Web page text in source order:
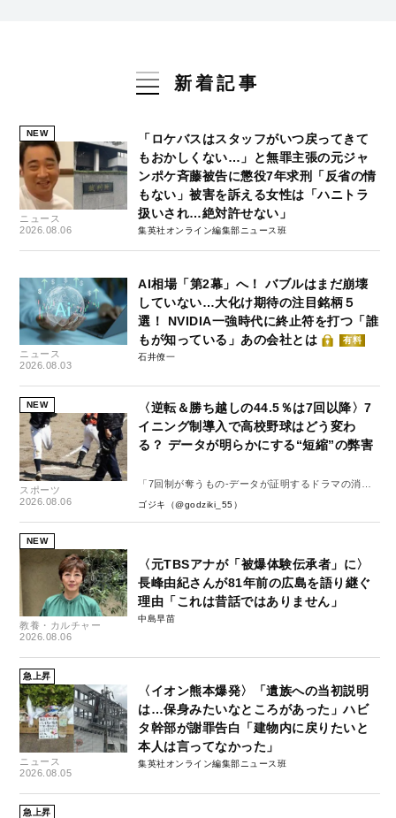
新着記事
NEW
ニュース
2026.08.06
「ロケバスはスタッフがいつ戻ってきて
もおかしくない…」と無罪主張の元ジャ
ンポケ斉藤被告に懲役7年求刑「反省の情
もない」被害を訴える女性は「ハニトラ
扱いされ…絶対許せない」
集英社オンライン編集部ニュース班
ニュース
2026.08.03
AI相場「第2幕」へ！ バブルはまだ崩壊
していない…大化け期待の注目銘柄５
選！ NVIDIA一強時代に終止符を打つ「誰
もが知っている」あの会社とは
有料
石井僚一
NEW
スポーツ
2026.08.06
〈逆転＆勝ち越しの44.5％は7回以降〉7
イニング制導入で高校野球はどう変わ
る？ データが明らかにする“短縮”の弊害
「7回制が奪うもの-データが証明するドラマの消
失-」
ゴジキ（@godziki_55）
NEW
教養・カルチャー
2026.08.06
〈元TBSアナが「被爆体験伝承者」に〉
長峰由紀さんが81年前の広島を語り継ぐ
理由「これは昔話ではありません」
中島早苗
急上昇
ニュース
2026.08.05
〈イオン熊本爆発〉「遺族への当初説明
は…保身みたいなところがあった」ハビ
タ幹部が謝罪告白「建物内に戻りたいと
本人は言ってなかった」
集英社オンライン編集部ニュース班
急上昇